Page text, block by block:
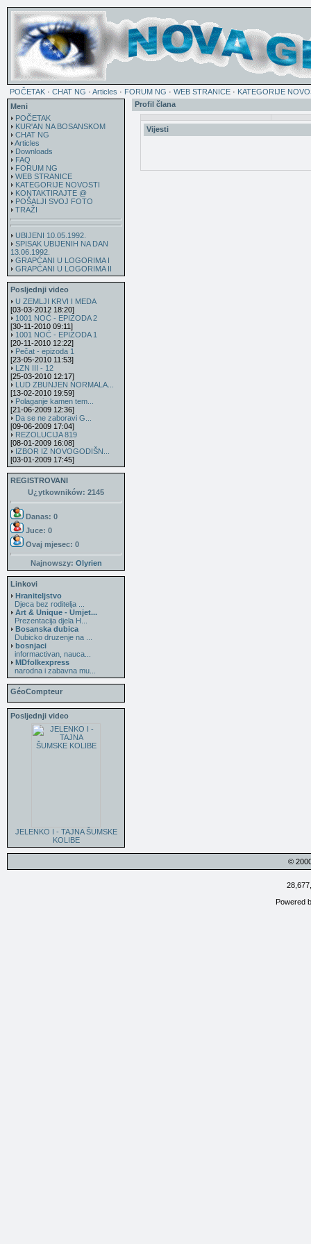
POČETAK · CHAT NG · Articles · FORUM NG · WEB STRANICE · KATEGORIJE
Meni
POČETAK
KUR'AN NA BOSANSKOM
CHAT NG
Articles
Downloads
FAQ
FORUM NG
WEB STRANICE
KATEGORIJE NOVOSTI
KONTAKTIRAJTE @
POŠALJI SVOJ FOTO
TRAŽI
UBIJENI 10.05.1992.
SPISAK UBIJENIH NA DAN
13.06.1992.
GRAPĆANI U LOGORIMA I
GRAPĆANI U LOGORIMA II
Posljednji video
U ZEMLJI KRVI I MEDA
[03-03-2012 18:20]
1001 NOĆ - EPIZODA 2
[30-11-2010 09:11]
1001 NOĆ - EPIZODA 1
[20-11-2010 12:22]
Pečat - epizoda 1
[23-05-2010 11:53]
LZN III - 12
[25-03-2010 12:17]
LUD ZBUNJEN NORMALA...
[13-02-2010 19:59]
Polaganje kamen tem...
[21-06-2009 12:36]
Da se ne zaboravi G...
[09-06-2009 17:04]
REZOLUCIJA 819
[08-01-2009 16:08]
IZBOR IZ NOVOGODIŠN...
[03-01-2009 17:45]
REGISTROVANI
U¿ytkowników: 2145
Danas: 0
Juce: 0
Ovaj mjesec: 0
Najnowszy: Olyrien
Linkovi
Hraniteljstvo
Djeca bez roditelja ...
Art & Unique - Umjet...
Prezentacija djela H...
Bosanska dubica
Dubicko druzenje na ...
bosnjaci
informactivan, nauca...
MDfolkexpress
narodna i zabavna mu...
GéoCompteur
Posljednji video
JELENKO I - TAJNA ŠUMSKE
KOLIBE
Profil člana
Vijesti
©
Powered